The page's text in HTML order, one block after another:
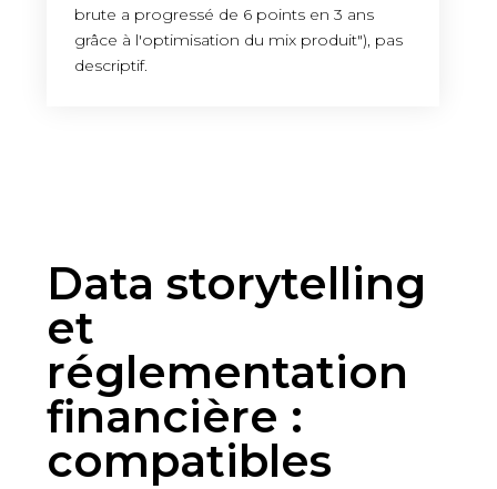
brute a progressé de 6 points en 3 ans
grâce à l'optimisation du mix produit"), pas
descriptif.
Data storytelling
et
réglementation
financière :
compatibles